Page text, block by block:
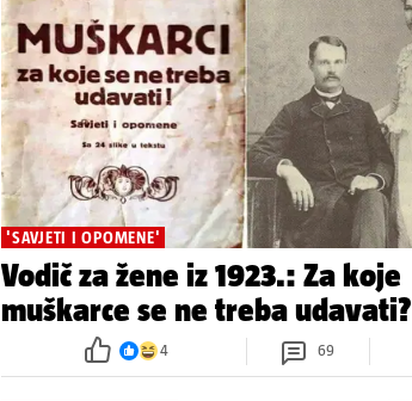
'SAVJETI I OPOMENE'
Vodič za žene iz 1923.: Za koje
muškarce se ne treba udavati?
4 69